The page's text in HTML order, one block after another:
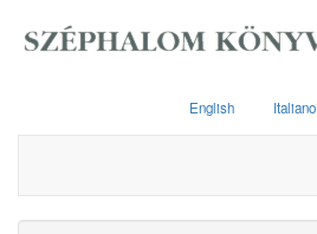
English Italiano